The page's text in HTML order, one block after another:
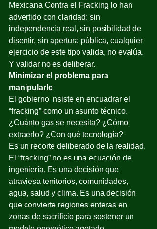
Mexicana Contra el Fracking lo han
advertido con claridad: sin
independencia real, sin posibilidad de
disentir, sin apertura pública, cualquier
ejercicio de este tipo valida, no evalúa.
Y validar no es deliberar.
Minimizar el problema para
manipularlo
El gobierno insiste en encuadrar el
“fracking” como un asunto técnico.
¿Cuánto gas se necesita? ¿Cómo
extraerlo? ¿Con qué tecnología?
Es un recorte deliberado de la realidad.
El “fracking” no es una ecuación de
ingeniería. Es una decisión que
atraviesa territorios, comunidades,
agua, salud y clima. Es una decisión
que convierte regiones enteras en
zonas de sacrificio para sostener un